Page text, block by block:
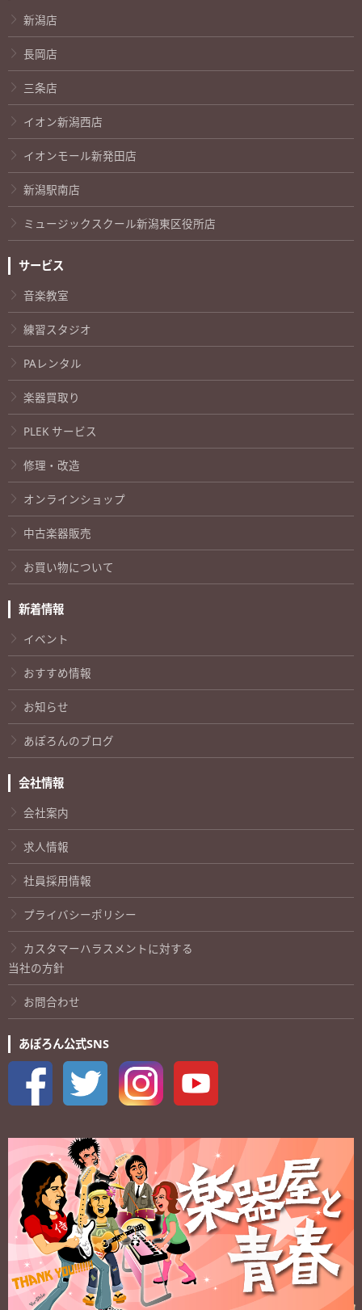
新潟店
長岡店
三条店
イオン新潟西店
イオンモール新発田店
新潟駅南店
ミュージックスクール新潟東区役所店
サービス
音楽教室
練習スタジオ
PAレンタル
楽器買取り
PLEK サービス
修理・改造
オンラインショップ
中古楽器販売
お買い物について
新着情報
イベント
おすすめ情報
お知らせ
あぽろんのブログ
会社情報
会社案内
求人情報
社員採用情報
プライバシーポリシー
カスタマーハラスメントに対する
当社の方針
お問合わせ
あぽろん公式SNS